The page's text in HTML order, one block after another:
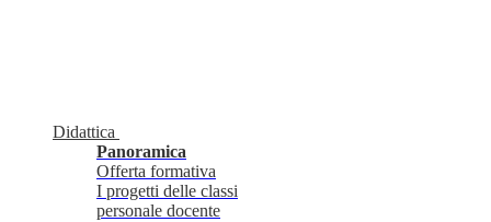
Didattica
Panoramica
Offerta formativa
I progetti delle classi
personale docente